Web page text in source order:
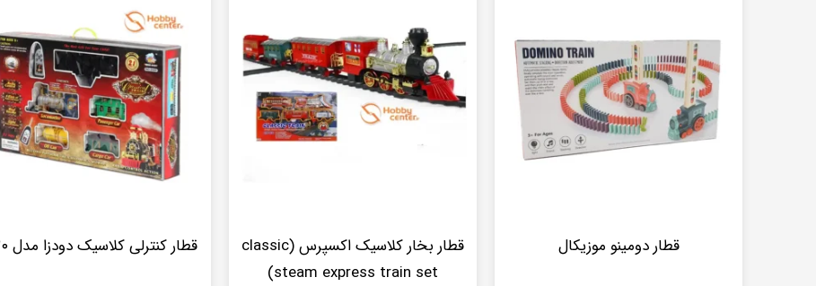
قطار دومینو موزیکال
قطار بخار کلاسیک اکسپرس (classic
steam express train set)
قطار کنترلی کلاسیک دودزا مدل ۲۴۲۰